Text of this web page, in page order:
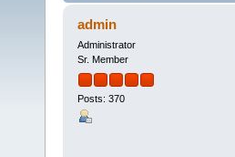
admin
Administrator
Sr. Member
Posts: 370